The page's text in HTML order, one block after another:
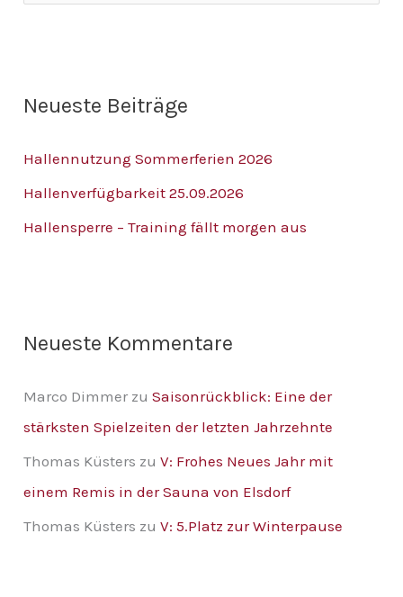
e
a
c
Neueste Beiträge
Hallennutzung Sommerferien 2026
Hallenverfügbarkeit 25.09.2026
Hallensperre – Training fällt morgen aus
Neueste Kommentare
Marco Dimmer zuSaisonrückblick: Eine der
stärksten Spielzeiten der letzten Jahrzehnte
Thomas Küsters zuV: Frohes Neues Jahr mit
einem Remis in der Sauna von Elsdorf
Thomas Küsters zuV: 5.Platz zur Winterpause